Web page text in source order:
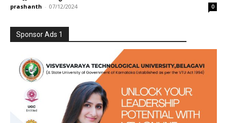
prashanth - 07/12/2024 0
Sponsor Ads 1